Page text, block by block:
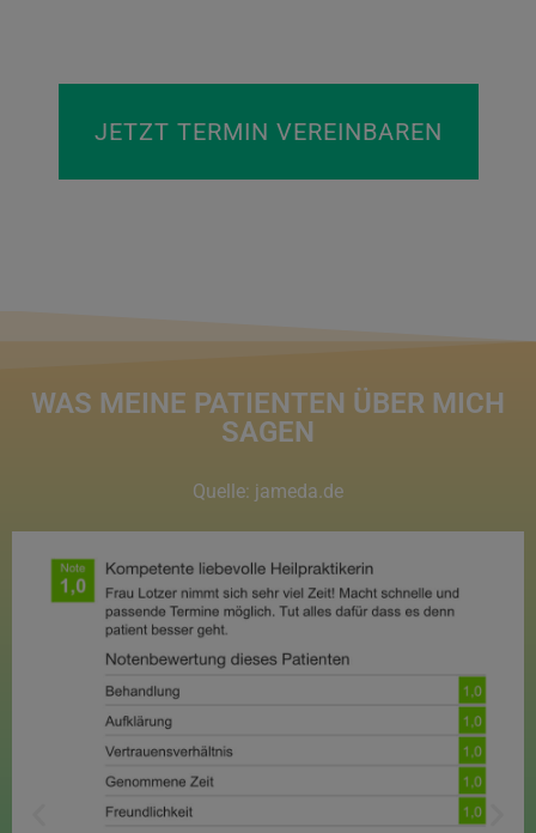
JETZT TERMIN VEREINBAREN
WAS MEINE PATIENTEN ÜBER MICH
SAGEN
Quelle: jameda.de